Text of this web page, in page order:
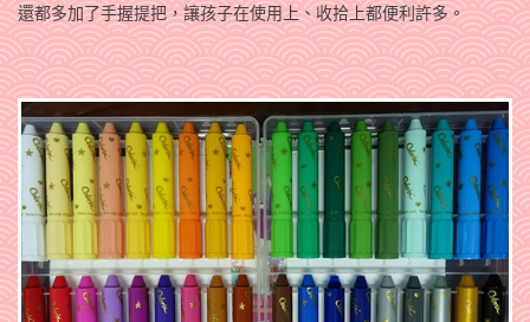
還都多加了手握提把，讓孩子在使用上、收拾上都便利許多。